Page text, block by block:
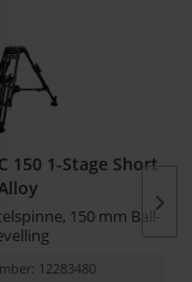
150 1-Stage Short
Alloy
150 mm Ball-
12283480